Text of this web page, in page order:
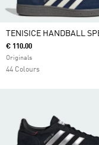
TENISICE HANDBALL
€ 110.00
Originals
44 Colours